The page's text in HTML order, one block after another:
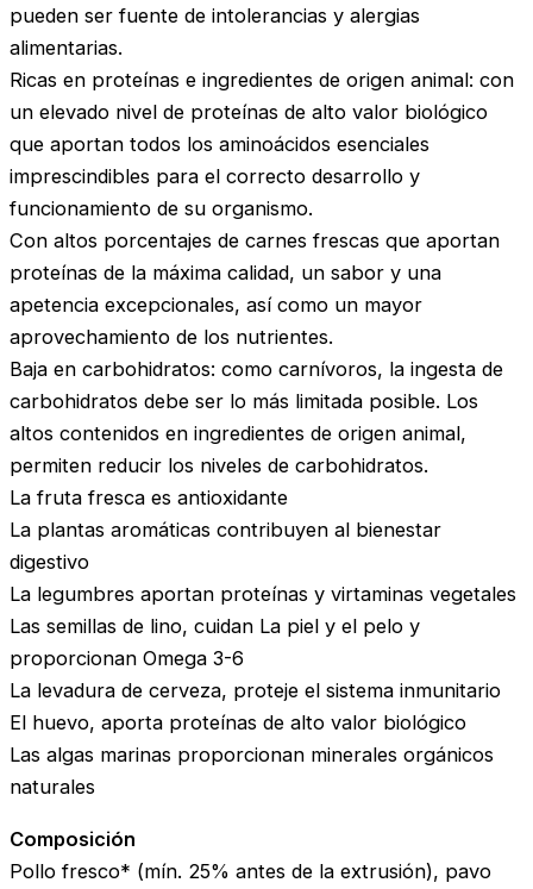
pueden ser fuente de intolerancias y alergias
alimentarias.
Ricas en proteínas e ingredientes de origen animal: con
un elevado nivel de proteínas de alto valor biológico
que aportan todos los aminoácidos esenciales
imprescindibles para el correcto desarrollo y
funcionamiento de su organismo.
Con altos porcentajes de carnes frescas que aportan
proteínas de la máxima calidad, un sabor y una
apetencia excepcionales, así como un mayor
aprovechamiento de los nutrientes.
Baja en carbohidratos: como carnívoros, la ingesta de
carbohidratos debe ser lo más limitada posible. Los
altos contenidos en ingredientes de origen animal,
permiten reducir los niveles de carbohidratos.
La fruta fresca es antioxidante
La plantas aromáticas contribuyen al bienestar
digestivo
La legumbres aportan proteínas y virtaminas vegetales
Las semillas de lino, cuidan La piel y el pelo y
proporcionan Omega 3-6
La levadura de cerveza, proteje el sistema inmunitario
El huevo, aporta proteínas de alto valor biológico
Las algas marinas proporcionan minerales orgánicos
naturales
Composición
Pollo fresco* (mín. 25% antes de la extrusión), pavo